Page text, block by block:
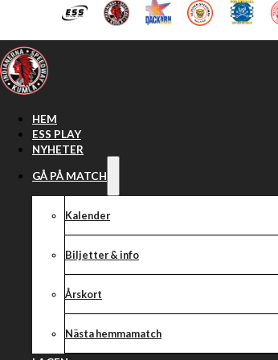
Hoppa till huvudinnehåll Hoppa till sidfot
HEM
ESS PLAY
NYHETER
GÅ PÅ MATCH
Kalender
Biljetter & info
Årskort
Nästa hemmamatch